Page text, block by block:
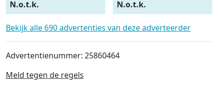
540/75R28
N.o.t.k.
600/70R30
N.o.t.k.
Bekijk alle 690 advertenties van deze adverteerder
Advertentienummer: 25860464
Meld tegen de regels